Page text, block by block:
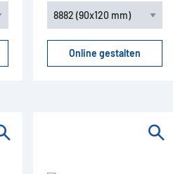
Online gestalten